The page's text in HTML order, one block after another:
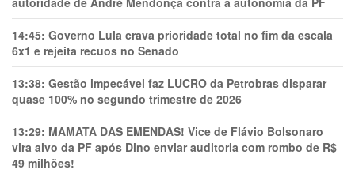
14:45: Governo Lula crava prioridade total no fim da escala
6x1 e rejeita recuos no Senado
13:38: Gestão impecável faz LUCRO da Petrobras disparar
quase 100% no segundo trimestre de 2026
13:29: MAMATA DAS EMENDAS! Vice de Flávio Bolsonaro
vira alvo da PF após Dino enviar auditoria com rombo de R$
49 milhões!